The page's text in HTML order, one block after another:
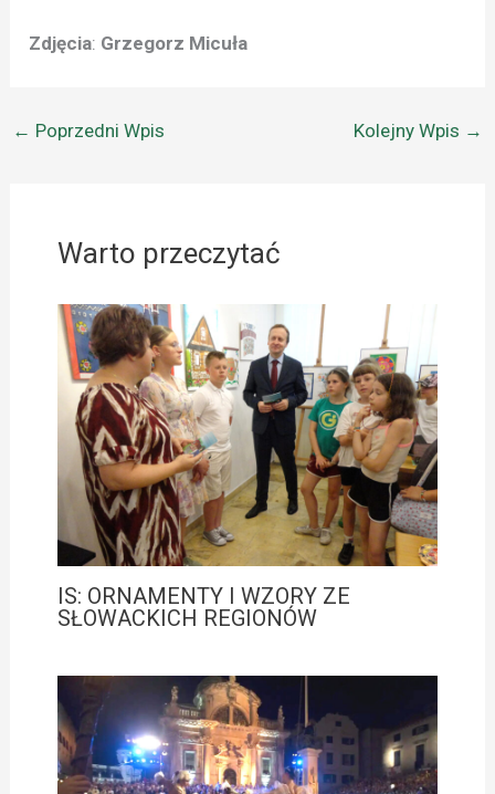
Zdjęcia: Grzegorz Micuła
← Poprzedni Wpis Kolejny Wpis →
Warto przeczytać
IS: ORNAMENTY I WZORY ZE
SŁOWACKICH REGIONÓW